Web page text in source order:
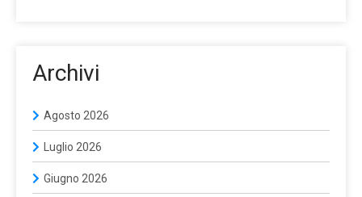
Archivi
Agosto 2026
Luglio 2026
Giugno 2026